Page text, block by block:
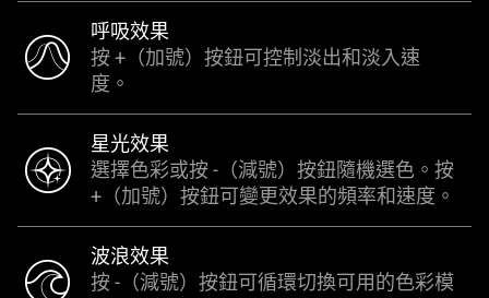
呼吸效果
按 +（加號）按鈕可控制淡出和淡入速
度。
星光效果
選擇色彩或按 -（減號）按鈕隨機選色。按
+（加號）按鈕可變更效果的頻率和速度。
波浪效果
按 -（減號）按鈕可循環切換可用的色彩模